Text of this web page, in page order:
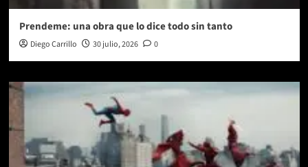
Prendeme: una obra que lo dice todo sin tanto
Diego Carrillo 30 julio, 2026 0